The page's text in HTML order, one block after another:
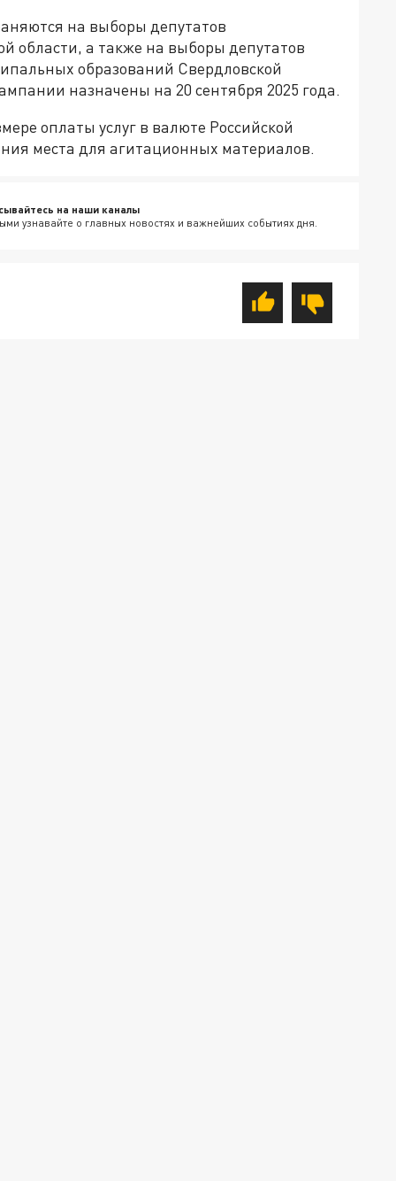
на выборы депутатов
области, а также на выборы депутатов
образований Свердловской
назначены на 20 сентября 2025 года.
оплаты услуг в валюте Российской
места для агитационных материалов.
на наши каналы
узнавайте о главных новостях и важнейших событиях дня.